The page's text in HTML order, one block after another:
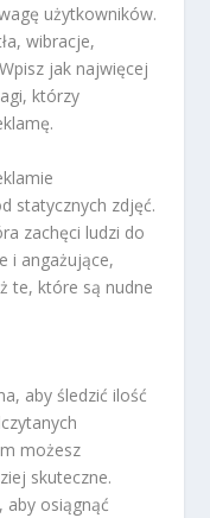
użytkowników.
wibracje,
jak najwięcej
którzy
statycznych zdjęć.
zachęci ludzi do
i angażujące,
te, które są nudne
aby śledzić ilość
możesz
skuteczne.
osiągnąć